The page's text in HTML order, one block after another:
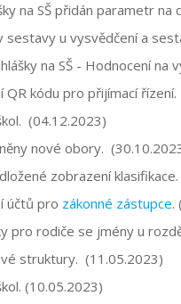
na SŠ přidán parametr
sestavy u vysvědčení a
na SŠ - Hodnocení na
QR kódu pro přijímací
(04.12.2023)
nové obory.
zobrazení
účtů pro zákonné zástupce.
pro rodiče se jmény u
struktury. (11.05.2023)
(10.05.2023)